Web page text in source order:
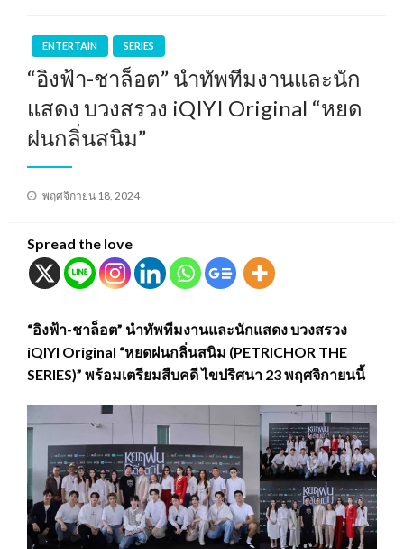
ENTERTAIN SERIES
“อิงฟ้า-ชาล็อต” นำทัพทีมงานและนัก
แสดง บวงสรวง iQIYI Original “หยด
ฝนกลิ่นสนิม”
Posted
พฤศจิกายน 18, 2024
Spread the love
“อิงฟ้า-ชาล็อต” นำทัพทีมงานและนักแสดง บวงสรวง
iQIYI Original “หยดฝนกลิ่นสนิม (PETRICHOR THE
SERIES)” พร้อมเตรียมสืบคดี ไขปริศนา 23 พฤศจิกายนนี้